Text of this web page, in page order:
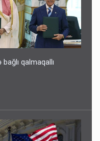
qalmaqallı